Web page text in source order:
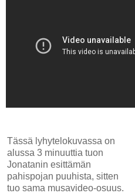
Tässä lyhytelokuvassa on
alussa 3 minuuttia tuon
Jonatanin esittämän
pahispojan puuhista, sitten
tuo sama musavideo-osuus.